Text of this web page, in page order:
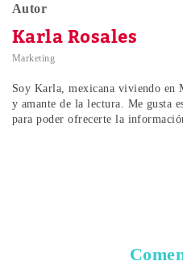
Autor
Karla Rosales
Marketing
Soy Karla, mexicana viviendo en
y amante de la lectura. Me gusta
para poder ofrecerte la